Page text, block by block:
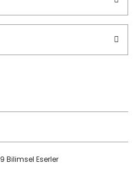
Bilimsel Eserler